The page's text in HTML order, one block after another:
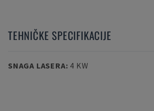
TEHNIČKE SPECIFIKACIJE
SNAGA LASERA: 4 KW